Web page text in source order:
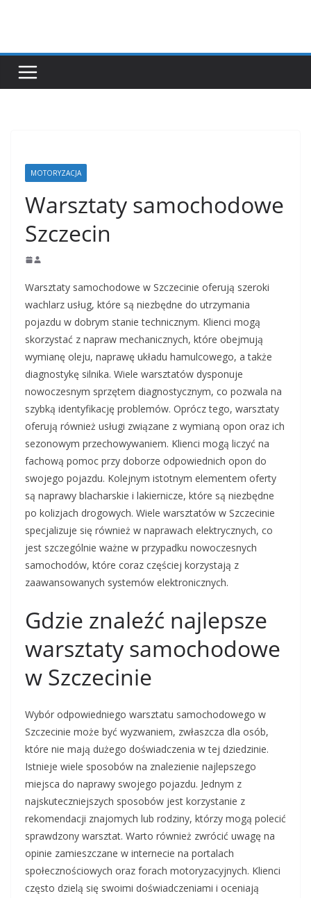
MOTORYZACJA
Warsztaty samochodowe
Szczecin
Warsztaty samochodowe w Szczecinie oferują szeroki
wachlarz usług, które są niezbędne do utrzymania
pojazdu w dobrym stanie technicznym. Klienci mogą
skorzystać z napraw mechanicznych, które obejmują
wymianę oleju, naprawę układu hamulcowego, a także
diagnostykę silnika. Wiele warsztatów dysponuje
nowoczesnym sprzętem diagnostycznym, co pozwala na
szybką identyfikację problemów. Oprócz tego, warsztaty
oferują również usługi związane z wymianą opon oraz ich
sezonowym przechowywaniem. Klienci mogą liczyć na
fachową pomoc przy doborze odpowiednich opon do
swojego pojazdu. Kolejnym istotnym elementem oferty
są naprawy blacharskie i lakiernicze, które są niezbędne
po kolizjach drogowych. Wiele warsztatów w Szczecinie
specjalizuje się również w naprawach elektrycznych, co
jest szczególnie ważne w przypadku nowoczesnych
samochodów, które coraz częściej korzystają z
zaawansowanych systemów elektronicznych.
Gdzie znaleźć najlepsze
warsztaty samochodowe
w Szczecinie
Wybór odpowiedniego warsztatu samochodowego w
Szczecinie może być wyzwaniem, zwłaszcza dla osób,
które nie mają dużego doświadczenia w tej dziedzinie.
Istnieje wiele sposobów na znalezienie najlepszego
miejsca do naprawy swojego pojazdu. Jednym z
najskuteczniejszych sposobów jest korzystanie z
rekomendacji znajomych lub rodziny, którzy mogą polecić
sprawdzony warsztat. Warto również zwrócić uwagę na
opinie zamieszczane w internecie na portalach
społecznościowych oraz forach motoryzacyjnych. Klienci
często dzielą się swoimi doświadczeniami i oceniają